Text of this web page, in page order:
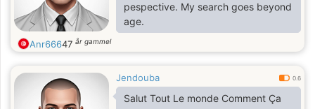
pespective. My search goes beyond
age.
Anr66647 år gammel
Jendouba 0.6
Salut Tout Le monde Comment Ça